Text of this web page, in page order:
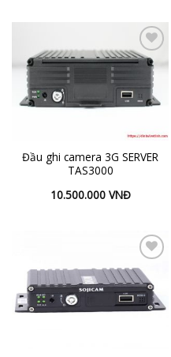
Add to
Wishlist
Đầu ghi camera 3G SERVER
TAS3000
10.500.000 VNĐ
Add to
Wishlist